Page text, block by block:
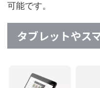
可能です。
タブレットやス